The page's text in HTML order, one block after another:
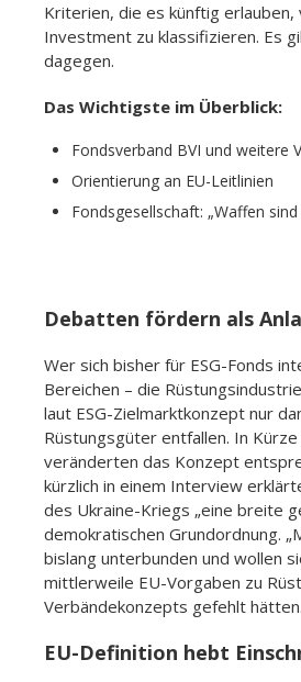
Kriterien, die es künftig
Investment zu klassifizieren. Es
dagegen.
Das Wichtigste im Überblick:
Fondsverband BVI und weitere
Orientierung an EU-Leitlinien
Fondsgesellschaft: „Waffen
Debatten fördern als
Wer sich bisher für ESG-Fonds
Bereichen – die
laut ESG-Zielmarktkonzept nur
Rüstungsgüter entfallen. In
veränderten das Konzept
kürzlich in einem Interview
des Ukraine-Kriegs „eine breite
demokratischen Grundordnung.
bislang unterbunden und wollen
mittlerweile EU-Vorgaben zu
Verbändekonzepts gefehlt
EU-Definition hebt